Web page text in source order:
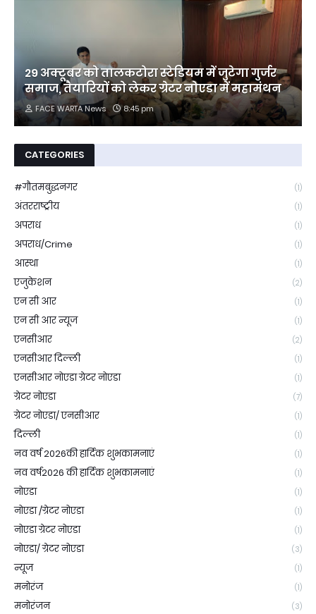
29 अक्टूबर को तालकटोरा स्टेडियम में जुटेगा गुर्जर
समाज, तैयारियों को लेकर ग्रेटर नोएडा में महामंथन
FACE WARTA News 8:45 pm
CATEGORIES
#गौतमबुद्धनगर (1)
अंतरराष्ट्रीय (1)
अपराध (1)
अपराध/Crime (1)
आस्था (1)
एजुकेशन (2)
एन सी आर (1)
एन सी आर न्यूज (1)
एनसीआर (2)
एनसीआर दिल्ली (1)
एनसीआर नोएडा ग्रेटर नोएडा (1)
ग्रेटर नोएडा (7)
ग्रेटर नोएडा/ एनसीआर (1)
दिल्ली (1)
नव वर्ष 2026की हार्दिक शुभकामनाएं (1)
नव वर्ष2026 की हार्दिक शुभकामनाएं (1)
नोएडा (1)
नोएडा /ग्रेटर नोएडा (1)
नोएडा ग्रेटर नोएडा (1)
नोएडा/ ग्रेटर नोएडा (3)
न्यूज (1)
मनोरंज (1)
मनोरंजन (3)